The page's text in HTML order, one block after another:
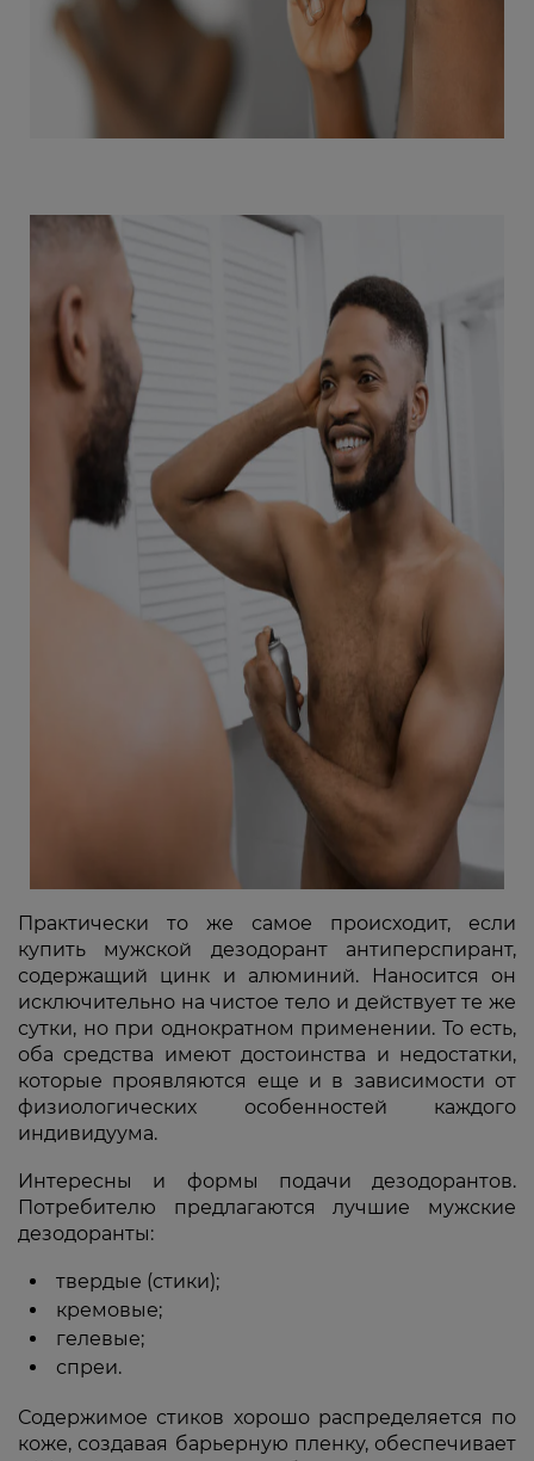
Практически то же самое происходит, если
купить мужской дезодорант антиперспирант,
содержащий цинк и алюминий. Наносится он
исключительно на чистое тело и действует те же
сутки, но при однократном применении. То есть,
оба средства имеют достоинства и недостатки,
которые проявляются еще и в зависимости от
физиологических особенностей каждого
индивидуума.
Интересны и формы подачи дезодорантов.
Потребителю предлагаются лучшие мужские
дезодоранты:
твердые (стики);
кремовые;
гелевые;
спреи.
Содержимое стиков хорошо распределяется по
коже, создавая барьерную пленку, обеспечивает